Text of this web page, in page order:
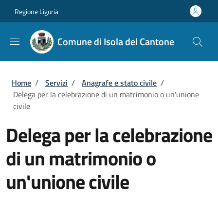
Regione Liguria
Comune di Isola del Cantone
Briciole di pane
Home / Servizi / Anagrafe e stato civile /
Delega per la celebrazione di un matrimonio o un'unione
civile
Delega per la celebrazione
di un matrimonio o
un'unione civile